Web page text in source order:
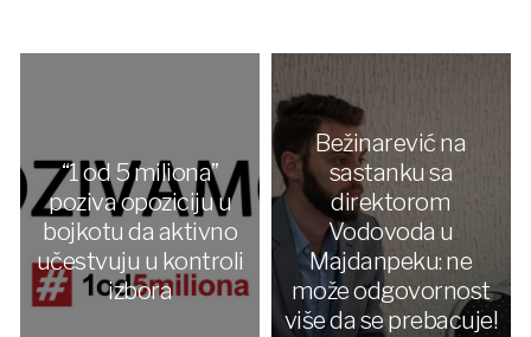
“1 od 5 miliona”
poziva opoziciju u
bojkotu da aktivno
učestvuju u kontroli
izbora
Bežinarević na
sastanku sa
direktorom
Vodovoda u
Majdanpeku: ne
može odgovornost
više da se prebacuje!